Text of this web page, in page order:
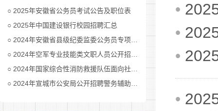
2025年安徽省公务员考试公告及职位表
2025年中国建设银行校园招聘汇总
2024年安徽省县级纪委监委公务员专项招考公告及职位表汇总
2024年空军专业技能类文职人员公开招考公告
2024年国家综合性消防救援队伍面向社会招录消防员公告
2024年宣城市公安局公开招聘警务辅助人员公告
•
•
•
•